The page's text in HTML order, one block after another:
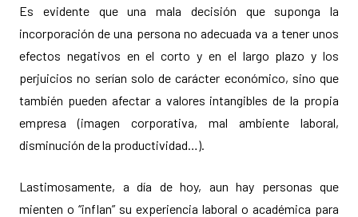
Es evidente que una mala decisión que suponga la
incorporación de una persona no adecuada va a tener unos
efectos negativos en el corto y en el largo plazo y los
perjuicios no serían solo de carácter económico, sino que
también pueden afectar a valores intangibles de la propia
empresa (imagen corporativa, mal ambiente laboral,
disminución de la productividad…).
Lastimosamente, a día de hoy, aun hay personas que
mienten o “inflan” su experiencia laboral o académica para